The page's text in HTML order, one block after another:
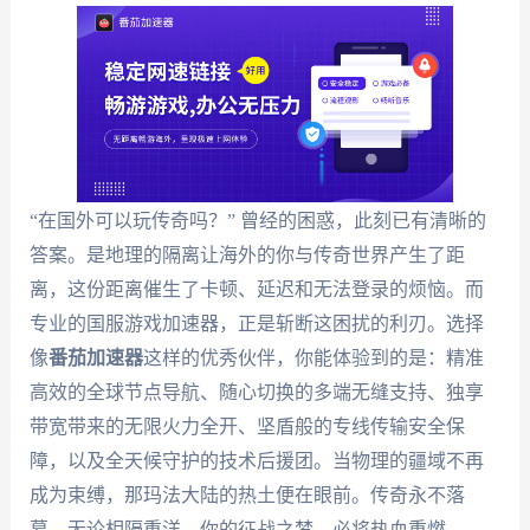
“在国外可以玩传奇吗？” 曾经的困惑，此刻已有清晰的
答案。是地理的隔离让海外的你与传奇世界产生了距
离，这份距离催生了卡顿、延迟和无法登录的烦恼。而
专业的国服游戏加速器，正是斩断这困扰的利刃。选择
像番茄加速器这样的优秀伙伴，你能体验到的是：精准
高效的全球节点导航、随心切换的多端无缝支持、独享
带宽带来的无限火力全开、坚盾般的专线传输安全保
障，以及全天候守护的技术后援团。当物理的疆域不再
成为束缚，那玛法大陆的热土便在眼前。传奇永不落